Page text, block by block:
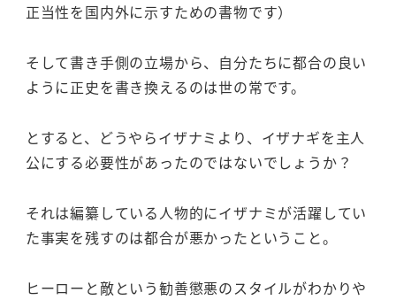
正当性を国内外に示すための書物です）
そして書き手側の立場から、自分たちに都合の良い
ように正史を書き換えるのは世の常です。
とすると、どうやらイザナミより、イザナギを主人
公にする必要性があったのではないでしょうか？
それは編纂している人物的にイザナミが活躍してい
た事実を残すのは都合が悪かったということ。
ヒーローと敵という勧善懲悪のスタイルがわかりや